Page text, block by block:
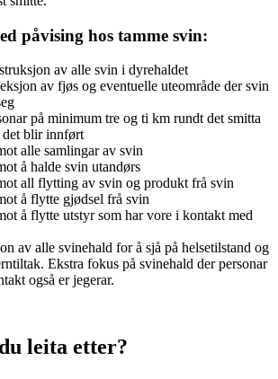
påvising hos tamme svin:
av alle svin i dyrehaldet
av fjøs og eventuelle uteområde der svin
på minimum tre og ti km rundt det smitta
det blir innført
alle samlingar av svin
å halde svin utandørs
all flytting av svin og produkt frå svin
å flytte gjødsel frå svin
å flytte utstyr som har vore i kontakt med
av alle svinehald for å sjå på helsetilstand og
Ekstra fokus på svinehald der personar
også er jegerar.
leita etter?